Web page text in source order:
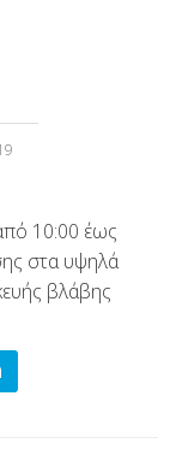
10:00 έως
στα υψηλά
βλάβης